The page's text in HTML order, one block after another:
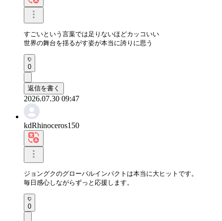
すごいという言葉では足りないほどカッコいい
世界の舞台を揺るがす姿が本当に誇りに思う
0
返信を書く
2026.07.30 09:47
kdRhinoceros150
ジョングクのグローバルインパクトは本当に大ヒットです。
毎日感心しながらずっと応援します。
0